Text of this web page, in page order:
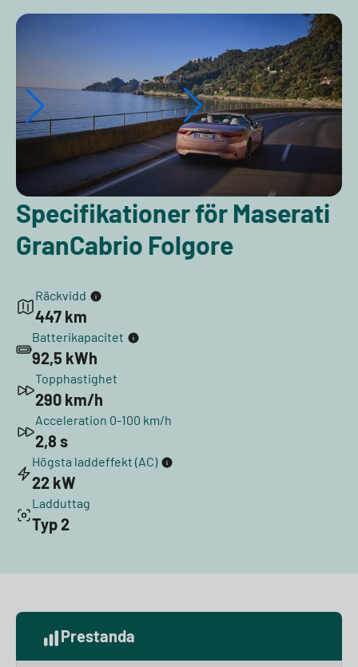
Specifikationer för Maserati
GranCabrio Folgore
Räckvidd
447 km
Batterikapacitet
92,5 kWh
Topphastighet
290 km/h
Acceleration 0-100 km/h
2,8 s
Högsta laddeffekt (AC)
22 kW
Ladduttag
Typ 2
Prestanda